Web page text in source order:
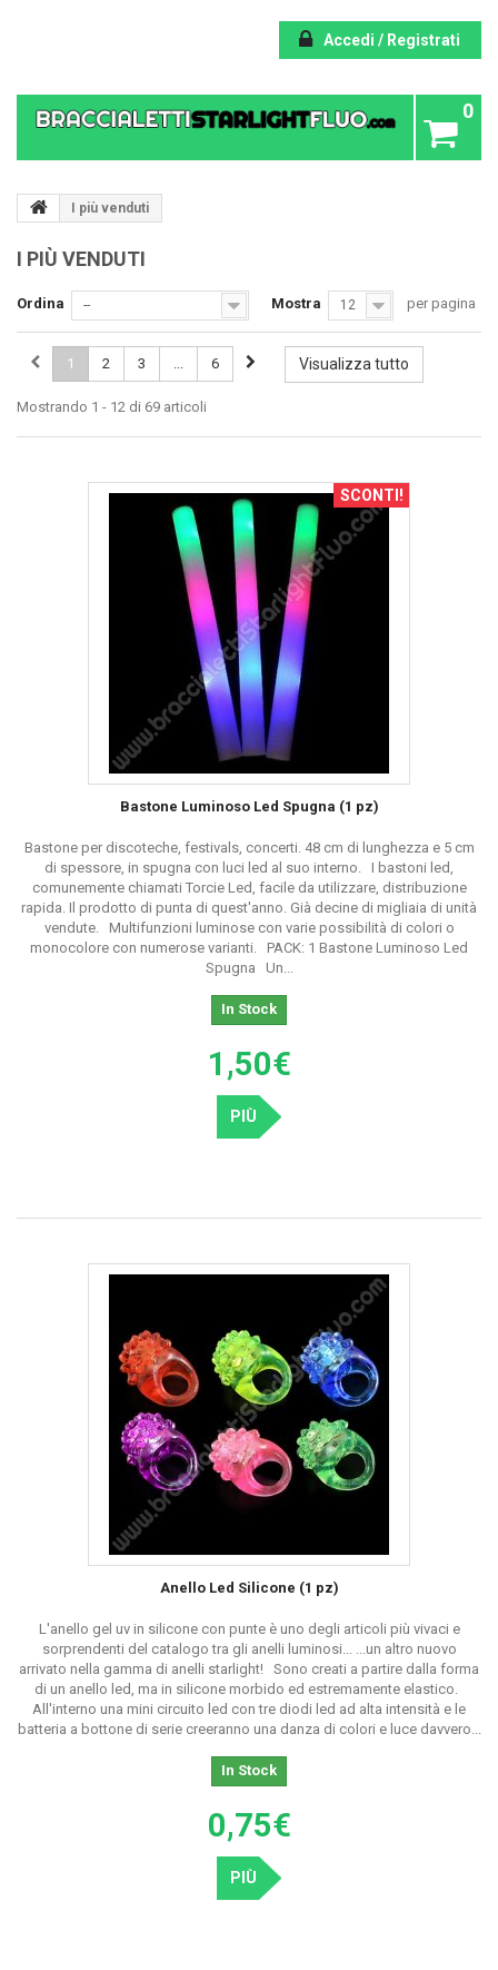
Accedi / Registrati
0
I più venduti
I PIÙ VENDUTI
Ordina -- Mostra 12 per pagina
Visualizza tutto
1 2 3 ... 6
Mostrando 1 - 12 di 69 articoli
SCONTI!
Bastone Luminoso Led Spugna (1 pz)
Bastone per discoteche, festivals, concerti. 48 cm di lunghezza e 5 cm
di spessore, in spugna con luci led al suo interno. I bastoni led,
comunemente chiamati Torcie Led, facile da utilizzare, distribuzione
rapida. Il prodotto di punta di quest'anno. Già decine di migliaia di unità
vendute. Multifunzioni luminose con varie possibilità di colori o
monocolore con numerose varianti. PACK: 1 Bastone Luminoso Led
Spugna Un...
In Stock
1,50€
PIÙ
Anello Led Silicone (1 pz)
L'anello gel uv in silicone con punte è uno degli articoli più vivaci e
sorprendenti del catalogo tra gli anelli luminosi... ...un altro nuovo
arrivato nella gamma di anelli starlight! Sono creati a partire dalla forma
di un anello led, ma in silicone morbido ed estremamente elastico.
All'interno una mini circuito led con tre diodi led ad alta intensità e le
batteria a bottone di serie creeranno una danza di colori e luce davvero...
In Stock
0,75€
PIÙ